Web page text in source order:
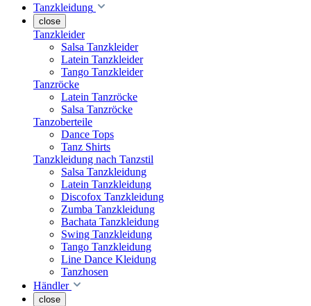
Tanzkleidung
close
Tanzkleider
Salsa Tanzkleider
Latein Tanzkleider
Tango Tanzkleider
Tanzröcke
Latein Tanzröcke
Salsa Tanzröcke
Tanzoberteile
Dance Tops
Tanz Shirts
Tanzkleidung nach Tanzstil
Salsa Tanzkleidung
Latein Tanzkleidung
Discofox Tanzkleidung
Zumba Tanzkleidung
Bachata Tanzkleidung
Swing Tanzkleidung
Tango Tanzkleidung
Line Dance Kleidung
Tanzhosen
Händler
close